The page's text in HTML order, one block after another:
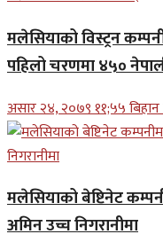
मलेसियाको विस्ट्रन
पहिलो चरणमा ४५०
असार २४, २०७९ ११;५५ बिहान
मलेसियाको बेष्टिनेट
अमिन उच्च निगरानीमा